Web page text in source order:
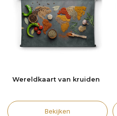
Wereldkaart van kruiden
Bekijken